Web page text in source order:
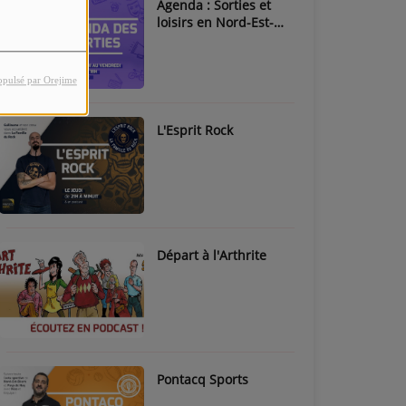
par Orejime
Agenda : Sorties et
loisirs en Nord-Est-
L'Esprit Rock
Départ à l'Arthrite
Pontacq Sports